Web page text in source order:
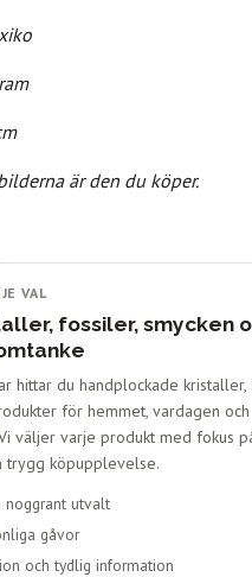
är den du köper.
VAL
fossiler, smycken
hittar du handplockade kristaller,
för hemmet, vardagen och
väljer varje produkt med fokus
trygg köpupplevelse.
noggrant utvalt
gåvor
och tydlig information